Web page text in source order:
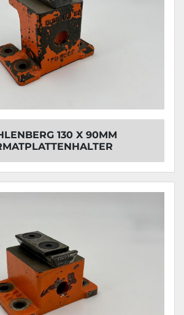
130 X 90MM